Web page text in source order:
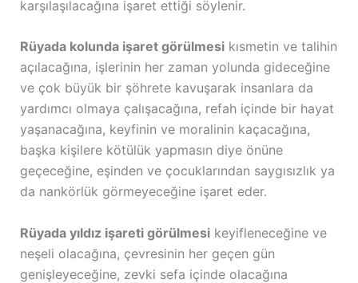
karşılaşılacağına işaret ettiği söylenir.
Rüyada kolunda işaret görülmesikısmetin ve talihin
açılacağına, işlerinin her zaman yolunda gideceğine
ve çok büyük bir şöhrete kavuşarak insanlara da
yardımcı olmaya çalışacağına, refah içinde bir hayat
yaşanacağına, keyfinin ve moralinin kaçacağına,
başka kişilere kötülük yapmasın diye önüne
geçeceğine, eşinden ve çocuklarından saygısızlık ya
da nankörlük görmeyeceğine işaret eder.
Rüyada yıldız işareti görülmesikeyifleneceğine ve
neşeli olacağına, çevresinin her geçen gün
genişleyeceğine, zevki sefa içinde olacağına